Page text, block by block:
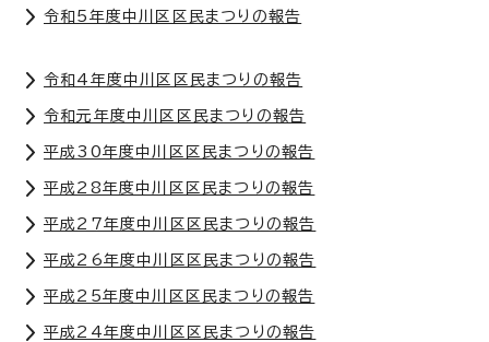
令和5年度中川区区民まつりの報告
令和4年度中川区区民まつりの報告
令和元年度中川区区民まつりの報告
平成30年度中川区区民まつりの報告
平成28年度中川区区民まつりの報告
平成27年度中川区区民まつりの報告
平成26年度中川区区民まつりの報告
平成25年度中川区区民まつりの報告
平成24年度中川区区民まつりの報告